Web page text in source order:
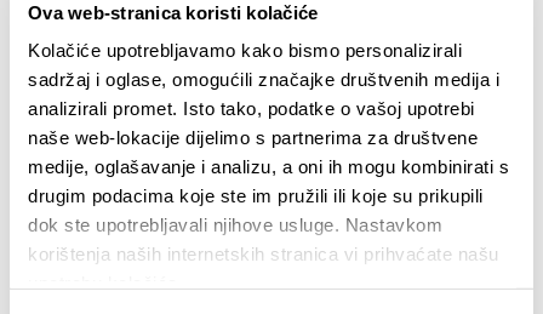
Ova web-stranica koristi kolačiće
Kolačiće upotrebljavamo kako bismo personalizirali
sadržaj i oglase, omogućili značajke društvenih medija i
analizirali promet. Isto tako, podatke o vašoj upotrebi
naše web-lokacije dijelimo s partnerima za društvene
medije, oglašavanje i analizu, a oni ih mogu kombinirati s
drugim podacima koje ste im pružili ili koje su prikupili
dok ste upotrebljavali njihove usluge. Nastavkom
korištenja naših internetskih stranica vi prihvaćate našu
STUPA NA SNAGU POČETKOM 2027. - VAŽNA
INFORMACIJA – IZDAVANJE REGISTRACIJSKOG